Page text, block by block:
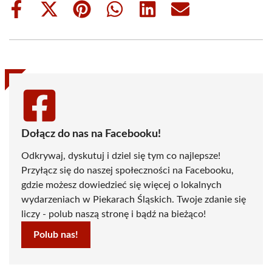
Share
Share
(Twitter)
Share
Share
Share
Share
Dołącz do nas na Facebooku!
Odkrywaj, dyskutuj i dziel się tym co najlepsze!
Przyłącz się do naszej społeczności na Facebooku,
gdzie możesz dowiedzieć się więcej o lokalnych
wydarzeniach w Piekarach Śląskich. Twoje zdanie się
liczy - polub naszą stronę i bądź na bieżąco!
Polub nas!